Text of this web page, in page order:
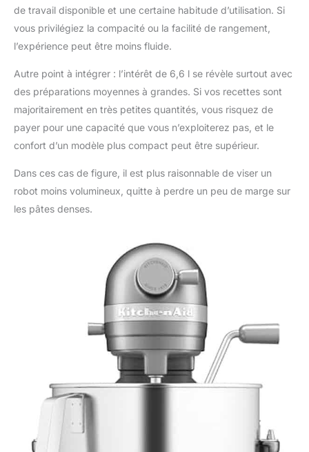
de travail disponible et une certaine habitude d’utilisation. Si
vous privilégiez la compacité ou la facilité de rangement,
l’expérience peut être moins fluide.
Autre point à intégrer : l’intérêt de 6,6 l se révèle surtout avec
des préparations moyennes à grandes. Si vos recettes sont
majoritairement en très petites quantités, vous risquez de
payer pour une capacité que vous n’exploiterez pas, et le
confort d’un modèle plus compact peut être supérieur.
Dans ces cas de figure, il est plus raisonnable de viser un
robot moins volumineux, quitte à perdre un peu de marge sur
les pâtes denses.